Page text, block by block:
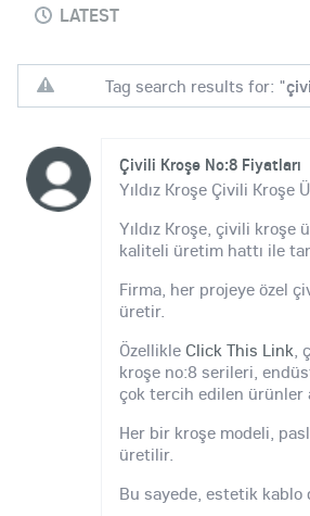
LATEST
Tag search results for: "
Çivili Kroşe No:8 Fiyatları
Yıldız Kroşe Çivili Kroşe
Yıldız Kroşe, çivili kroşe
kaliteli üretim hattı ile
Firma, her projeye özel
üretir.
Özellikle Click This Link,
kroşe no:8 serileri,
çok tercih edilen ürünler
Her bir kroşe modeli,
üretilir.
Bu sayede, estetik kablo